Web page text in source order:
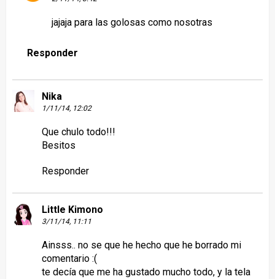
jajaja para las golosas como nosotras
Responder
Nika
1/11/14, 12:02
Que chulo todo!!!
Besitos
Responder
Little Kimono
3/11/14, 11:11
Ainsss.. no se que he hecho que he borrado mi
comentario :(
te decía que me ha gustado mucho todo, y la tela